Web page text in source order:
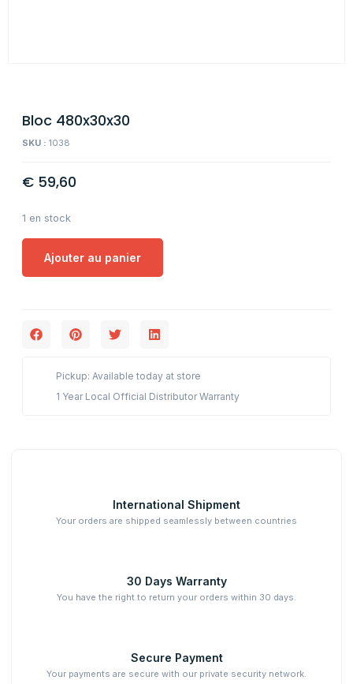
Bloc 480x30x30
SKU : 1038
€ 59,60
1 en stock
Ajouter au panier
Pickup: Available today at store
1 Year Local Official Distributor Warranty
International Shipment
Your orders are shipped seamlessly between countries
30 Days Warranty
You have the right to return your orders within 30 days.
Secure Payment
Your payments are secure with our private security network.